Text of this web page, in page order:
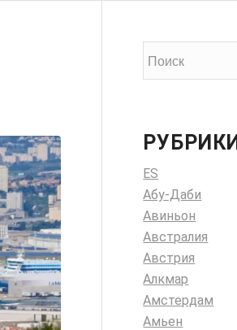
РУБРИКИ
ES
Абу-Даби
Авиньон
Австралия
Австрия
Алкмар
Амстердам
Амьен